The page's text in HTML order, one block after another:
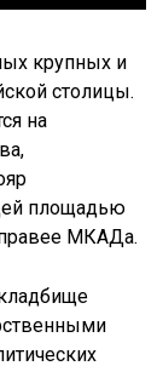
крупных и
столицы.
на
площадью
МКАДа.